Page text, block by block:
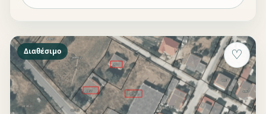
♡
Διαθέσιμο